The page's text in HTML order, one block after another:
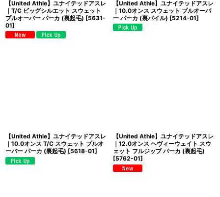
【United Athle】ユナイテッドアスレ
｜T/C ビッグシルエット スウェット
プルオーバー パーカ (裏起毛) [5631-
01]
【United Athle】ユナイテッドアスレ
｜10.0オンス スウェット プルオーバ
ー パーカ (裏パイル) [5214-01]
【United Athle】ユナイテッドアスレ
｜10.0オンス T/C スウェット プルオ
ーバー パーカ (裏起毛) [5618-01]
【United Athle】ユナイテッドアスレ
｜12.0オンス ヘヴィーウェイト スウ
ェット フルジップ パーカ (裏起毛)
[5762-01]